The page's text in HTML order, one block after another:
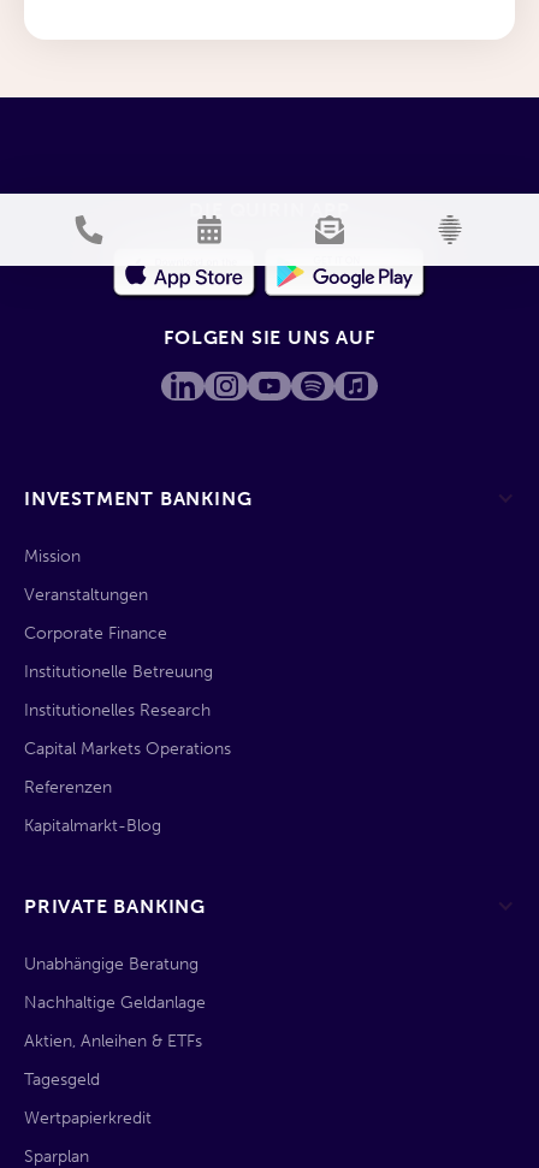
INVESTMENT BANKING
Mission
Veranstaltungen
Corporate Finance
Institutionelle Betreuung
Institutionelles Research
Capital Markets Operations
Referenzen
Kapitalmarkt-Blog
PRIVATE BANKING
Unabhängige Beratung
Nachhaltige Geldanlage
Aktien, Anleihen & ETFs
Tagesgeld
Wertpapierkredit
Sparplan
FOLGEN SIE UNS AUF